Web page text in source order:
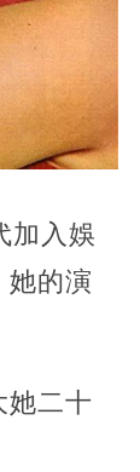
加入娛
她的演
她二十